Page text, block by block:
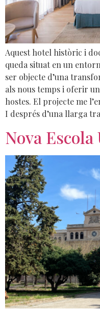
Aquest hotel històric i
queda situat en un
ser objecte d’una
als nous temps i oferir
hostes. El projecte me
I després d’una llarga
Nova